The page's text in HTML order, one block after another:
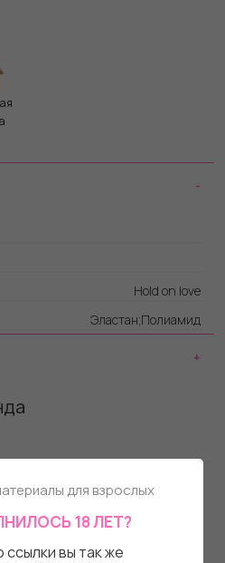
Hold on love
Эластан;Полиамид
для взрослых
18 ЛЕТ?
вы так же